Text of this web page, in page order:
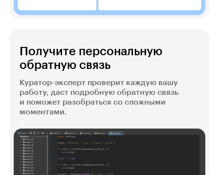
Получите персональную
обратную связь
Куратор-эксперт проверит каждую вашу
работу, даст подробную обратную связь
и поможет разобраться со сложными
моментами.